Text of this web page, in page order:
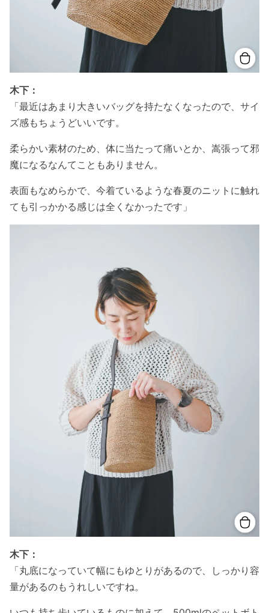
木下：
「最近はあまり大きいバッグを持たなくなったので、サイ
ズ感もちょうどいいです。
柔らかい素材のため、体に当たって痛いとか、嵩張って邪
魔になるなんてこともありません。
表面もなめらかで、今着ているような春夏のニットに触れ
ても引っかかる感じは全くなかったです」
木下：
「丸底になっていて幅にもゆとりがあるので、しっかり容
量があるのもうれしいですね。